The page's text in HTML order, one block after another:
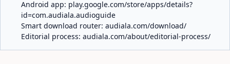
Android app: play.google.com/store/apps/details?
id=com.audiala.audioguide
Smart download router: audiala.com/download/
Editorial process: audiala.com/about/editorial-process/